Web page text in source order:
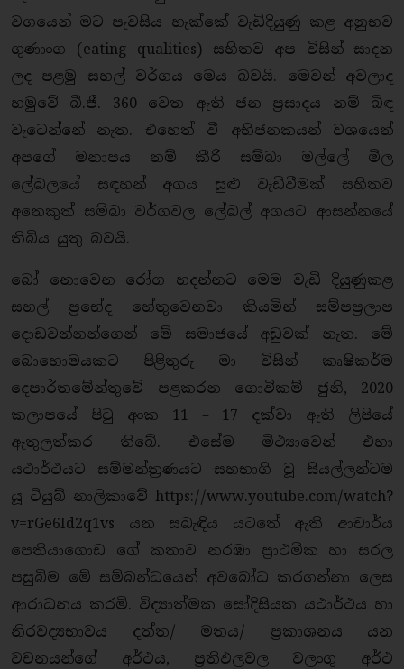
වශයෙන් මට පැවසිය හැක්කේ වැඩිදියුණු කළ අනුභව
ගුණාංග (eating qualities) සහිතව අප විසින් සාදන
ලද පළමු සහල් වර්ගය මෙය බවයි. මෙවන් අවලාද
හමුවේ බී.ජී. 360 වෙත ඇති ජන ප්‍රසාදය නම් බිඳ
වැටෙන්නේ නැත. එහෙත් වී අභිජනකයන් වශයෙන්
අපගේ මනාපය නම් කීරි සම්බා මල්ලේ මිල
ලේබලයේ සඳහන් අගය සුළු වැඩිවීමක් සහිතව
අනෙකුත් සම්බා වර්ගවල ලේබල් අගයට ආසන්නයේ
තිබිය යුතු බවයි.
බෝ නොවෙන රෝග හදන්නට මෙම වැඩි දියුණුකළ
සහල් ප්‍රභේද හේතුවෙනවා කියමින් සම්පප්‍රලාප
දොඩවන්නන්ගෙන් මේ සමාජයේ අඩුවක් නැත. මේ
බොහොමයකට පිළිතුරු මා විසින් කෘෂිකර්ම
දෙපාර්තමේන්තුවේ පළකරන ගොවිකම් ජුනි, 2020
කලාපයේ පිටු අංක 11 – 17 දක්වා ඇති ලිපියේ
ඇතුලත්කර තිබේ. එසේම මිථ්‍යාවෙන් එහා
යථාර්ථයට සම්මන්ත්‍රණයට සහභාගි වූ සියල්ලන්ටම
යූ ටියුබ් නාලිකාවේ https://www.youtube.com/watch?
v=rGe6Id2q1vs යන සබැඳිය යටතේ ඇති ආචාර්ය
පෙතියාගොඩ ගේ කතාව නරඹා ප්‍රාථමික හා සරල
පසුබිම මේ සම්බන්ධයෙන් අවබෝධ කරගන්නා ලෙස
ආරාධනය කරමි. විද්‍යාත්මක සෝදිසියක යථාර්ථය හා
නිරවද්‍යභාවය දත්ත/ මතය/ ප්‍රකාශනය යන
වචනයන්ගේ අර්ථය, ප්‍රතිඵලවල වලංගු අර්ථ